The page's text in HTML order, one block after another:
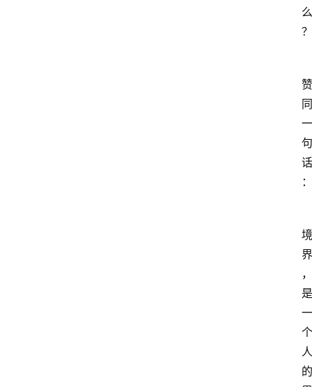
么
？
赞
同
一
句
话
：
境
界
，
是
一
个
人
的